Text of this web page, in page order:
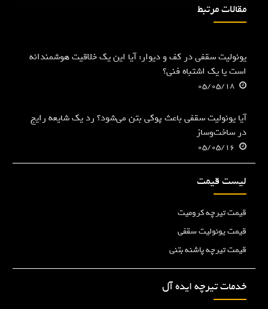
مقالات مرتبط
یونولیت سقفی در کف و دیوار: آیا این یک خلاقیت هوشمندانه
است یا یک اشتباه فنی؟
05/05/18
آیا یونولیت سقفی باعث پوکی بتن می‌شود؟ رد یک شایعه رایج
در ساخت‌وساز
05/05/16
لیست قیمت
قیمت تیرچه کرومیت
قیمت یونولیت سقفی
قیمت تیرچه پاشنه بتنی
خدمات تیرچه ایده آل